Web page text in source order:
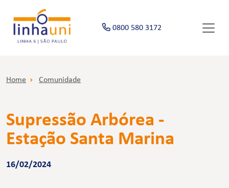
0800 580 3172
Home Comunidade
Supressão Arbórea -
Estação Santa Marina
16/02/2024